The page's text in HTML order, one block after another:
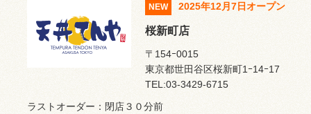
NEW 2025年12月7日オープン
桜新町店
〒154ｰ0015
東京都世田谷区桜新町1ｰ14ｰ17
TEL:03-3429-6715
ラストオーダー：閉店３０分前